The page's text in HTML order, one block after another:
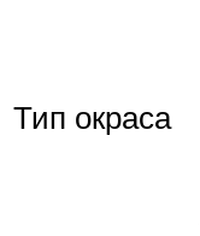
Тип окраса